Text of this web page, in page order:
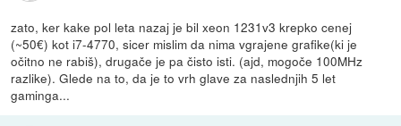
zato, ker kake pol leta nazaj je bil xeon 1231v3 krepko cenej
(~50€) kot i7-4770, sicer mislim da nima vgrajene grafike(ki je
očitno ne rabiš), drugače je pa čisto isti. (ajd, mogoče 100MHz
razlike). Glede na to, da je to vrh glave za naslednjih 5 let
gaminga...